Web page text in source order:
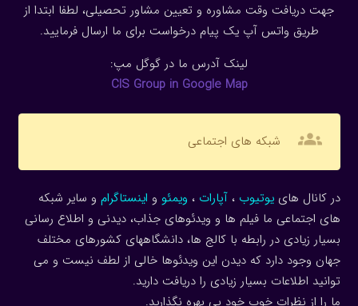
جهت دریافت وقت مشاوره و تعیین مشاور تحصیلی، لطفا ابتدا از
طریق واتس آپ یک پیام درخواست برای ما ارسال فرمایید.
لینک آدرس ما در گوگل مپ:
CIS Group in Google Map
groups شبکه های اجتماعی
در کانال هاییوتیوب ، آپارات ، ویمئو و اینستاگرام و سایر شبکه
های اجتماعی ما فیلم ها و ویدئوهای جذاب، دیدنی و اطلاع رسانی
بسیار زیادی در رابطه با کالج ها، دانشگاههای کشورهای مختلف
جهان وجود دارد که دیدن این ویدئوها خالی از لطف نیست و می
توانید اطلاعات بسیار زیادی را دریافت دارید.
ما را از نظرات خوب خود بی بهره نگذارید.